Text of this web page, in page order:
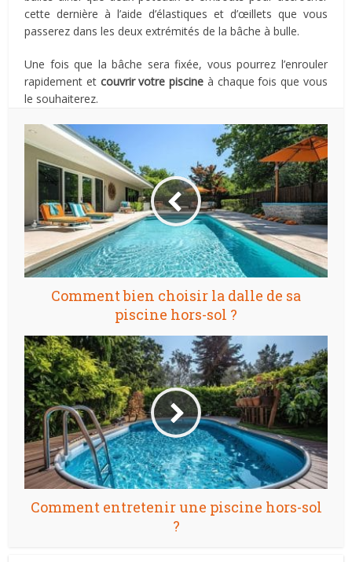
cette dernière à l’aide d’élastiques et d’œillets que vous
passerez dans les deux extrémités de la bâche à bulle.
Une fois que la bâche sera fixée, vous pourrez l’enrouler
rapidement et couvrir votre piscine à chaque fois que vous
le souhaiterez.
Comment bien choisir la dalle de sa
piscine hors-sol ?
Comment entretenir une piscine hors-sol
?